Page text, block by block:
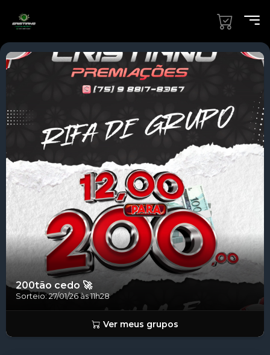
Concluído!
200tão cedo 🚀
Sorteio: 27/01/26 às 11h28
Ver meus grupos